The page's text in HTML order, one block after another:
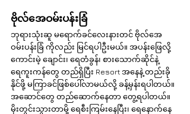
ဗိုလ်အေဝမ်းပန်းခြံ
ဘုရားသုံးဆူ မရောက်ခင်လေးနားတင် ဗိုလ်အေ
ဝမ်းပန်းခြံ ကိုလည်း မြင်ရပါဦးမယ်။ အပန်းဖြေလို့
ကောင်းမဲ့ ချောင်း၊ ရေတံခွန်၊ စားသောက်ဆိုင်နဲ့
ရေကူးကန်တွေ တည်ရှိပြီး Resort အနေနဲ့ တည်းခို
နိုင်ဖို့ မကြာခင်ဖြစ်ပေါ်လာမယ်လို့ ခန့်မှန်းရပါတယ်။
အဆောင်တွေ တည်ဆောက်နေတာ တွေ့ရပါတယ်။
မိုးတွင်းသွားတာမို့ ရေစီးကြမ်းနေပြီး၊ ရေနောက်နေ